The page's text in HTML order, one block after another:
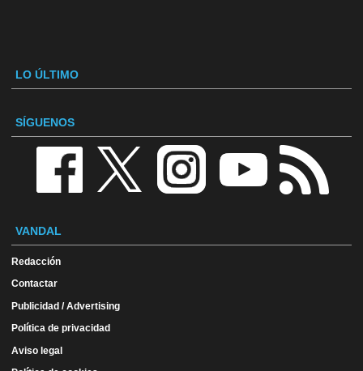
LO ÚLTIMO
SÍGUENOS
VANDAL
Redacción
Contactar
Publicidad / Advertising
Política de privacidad
Aviso legal